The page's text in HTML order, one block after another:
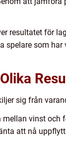
resultatet för
spelare som
sig från
mellan vinst
att nå